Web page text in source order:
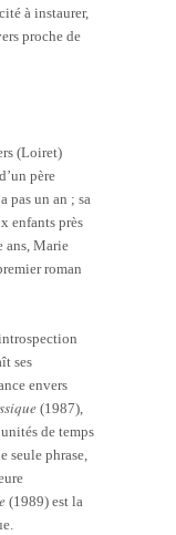
à instaurer,
proche de
(Loiret)
père
pas un an ; sa
enfants près
ans, Marie
roman
ses
envers
(1987),
de temps
seule phrase,
(1989) est la